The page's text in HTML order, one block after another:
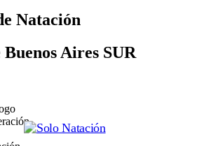
Natación
Aires SUR